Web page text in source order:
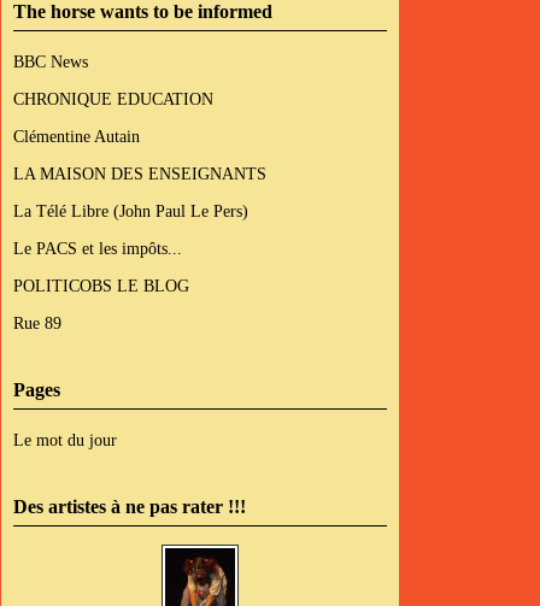
The horse wants to be informed
BBC News
CHRONIQUE EDUCATION
Clémentine Autain
LA MAISON DES ENSEIGNANTS
La Télé Libre (John Paul Le Pers)
Le PACS et les impôts...
POLITICOBS LE BLOG
Rue 89
Pages
Le mot du jour
Des artistes à ne pas rater !!!